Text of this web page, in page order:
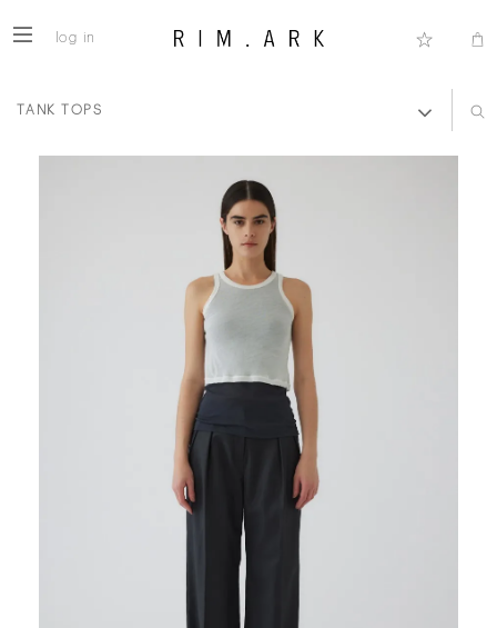
log in
TANK TOPS